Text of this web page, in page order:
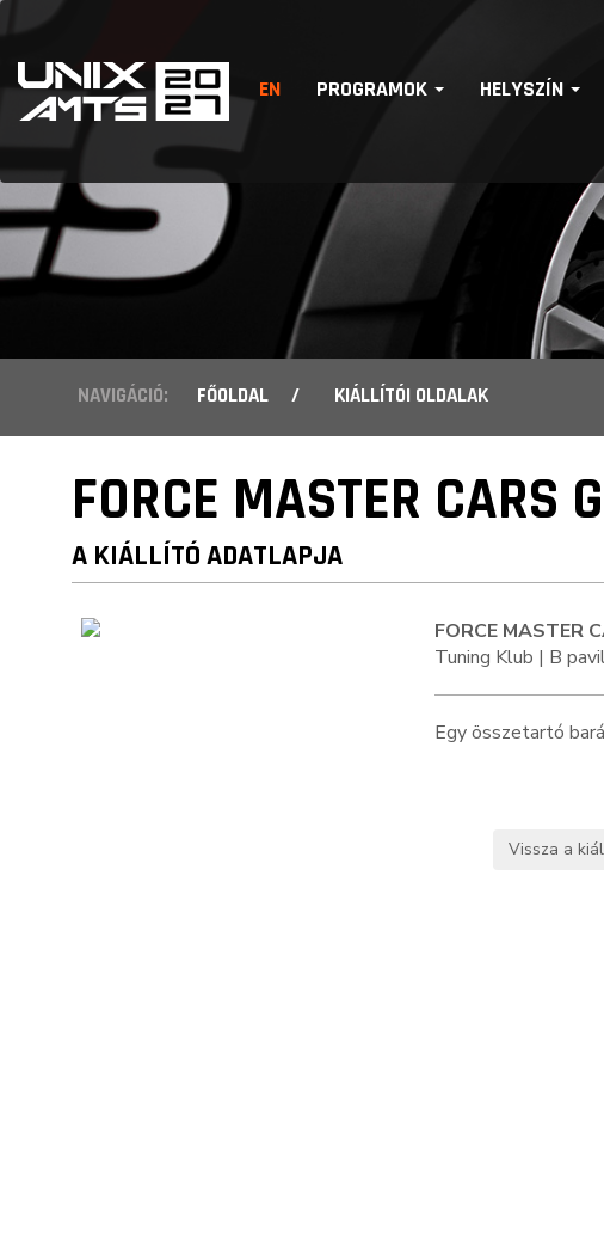
EN PROGRAMOK HELYSZÍN
NAVIGÁCIÓ: FŐOLDAL / KIÁLLÍTÓI OLDALAK
FORCE MASTER CARS
A KIÁLLÍTÓ ADATLAPJA
FORCE MASTER
Tuning Klub | B
Egy összetartó